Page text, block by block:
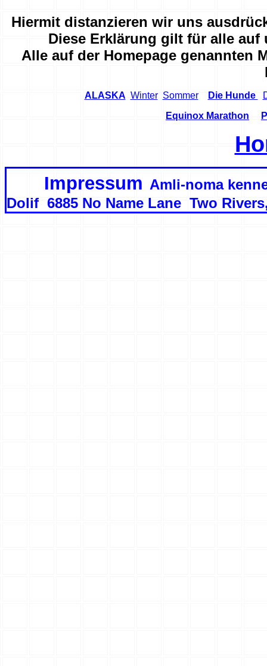
Hiermit distanzieren wir uns
Diese Erklärung gilt für alle auf
Alle auf der Homepage genannten
ALASKA Winter Sommer Die Hunde
Equinox Marathon
Impressum Amli-noma
Dolif 6885 No Name Lane Two